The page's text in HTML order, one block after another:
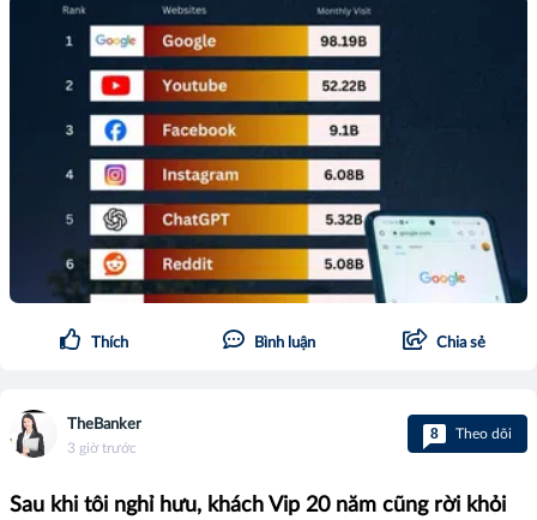
Thích Bình luận Chia sẻ
TheBanker
3 giờ trước
8 Theo dõi
Sau khi tôi nghỉ hưu, khách Vip 20 năm cũng rời khỏi